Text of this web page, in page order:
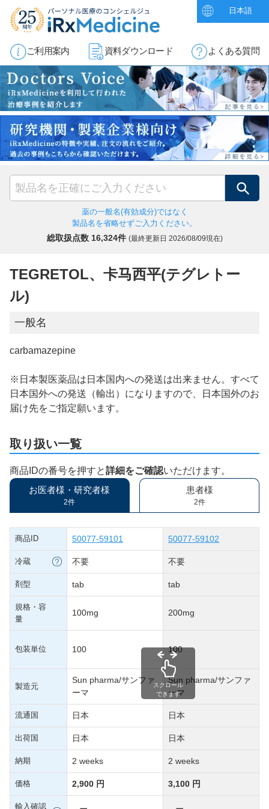
日本語
ご利用案内 資料ダウンロード よくある質問
検索
薬の一般名(有効成分)ではなく
製品名を省略せずご入力ください。
総取扱点数 16,324件 (最終更新日 2026/08/09現在)
TEGRETOL、卡马西平(テグレトー
ル)
一般名
carbamazepine
※日本製医薬品は日本国内への発送は出来ません。すべて
日本国外への発送（輸出）になりますので、日本国外のお
届け先をご指定願います。
取り扱い一覧
商品IDの番号を押すと詳細をご確認いただけます。
お医者様・研究者様
2件
患者様
2件
商品ID 50077-59101 50077-59102
冷蔵 不要 不要
剤型 tab tab
規格・容
量
100mg 200mg
包装単位 100 100
製造元
Sun pharma/サンファ
ーマ
Sun pharma/サンファ
ーマ
流通国 日本 日本
出荷国 日本 日本
納期 2 weeks 2 weeks
価格 2,900 円 3,100 円
輸入確認
スクロール
できます